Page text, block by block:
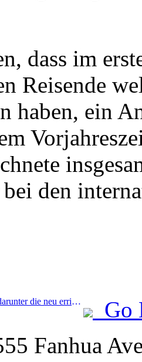
dass im
Reisende
haben, ein
den
Prev:Vier Kulturstätten, darunter die neu errichtete „Jinling Poetry Hall“ im malerischen Gebiet des Xuanwu-Sees in Nanjing, wurden offiziell eröffnet.
Go
Fanhua